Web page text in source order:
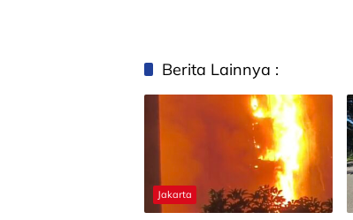
Berita Lainnya :
Jakarta